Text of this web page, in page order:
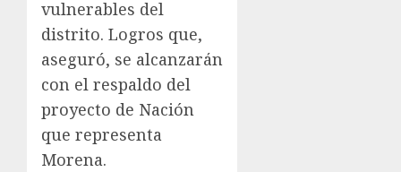
vulnerables del
distrito. Logros que,
aseguró, se alcanzarán
con el respaldo del
proyecto de Nación
que representa
Morena.